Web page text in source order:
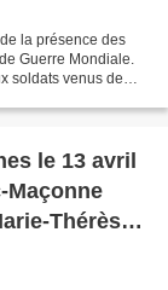
la présence des
Guerre Mondiale.
soldats venus de
le 13 avril
Thérèse